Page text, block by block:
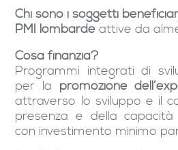
Chi sono i soggetti
PMI lombardeattive da
Cosa finanzia?
Programmi integrati di
per la promozione
attraverso lo sviluppo e il
presenza e della capacità
con investimento minimo